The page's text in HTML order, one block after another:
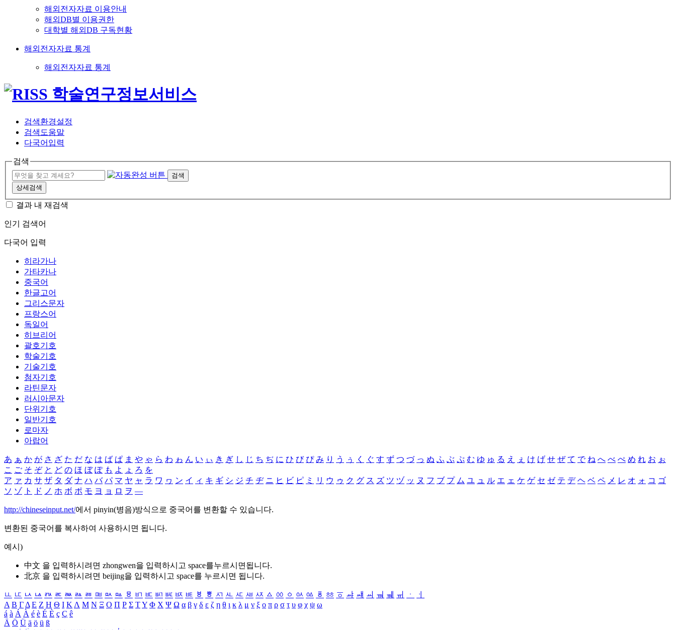
해외전자자료 이용안내
해외DB별 이용권한
대학별 해외DB 구독현황
해외전자자료 통계
해외전자자료 통계
검색환경설정
검색도움말
다국어입력
검색
검색
상세검색
결과 내 재검색
인기 검색어
다국어 입력
히라가나
가타카나
중국어
한글고어
그리스문자
프랑스어
독일어
히브리어
괄호기호
학술기호
기술기호
첨자기호
라틴문자
러시아문자
단위기호
일반기호
로마자
아랍어
あ ぁ か が さ ざ た だ な は ば ぱ ま や ゃ ら わ ゎ ん い ぃ き ぎ し じ ち ぢ に ひ び ぴ み り う ぅ く ぐ す ず つ づ っ ぬ ふ ぶ ぷ む ゆ ゅ る え ぇ け げ せ ぜ て で ね へ べ ぺ め れ お ぉ
こ ご そ ぞ と ど の ほ ぼ ぽ も よ ょ ろ を
ア ァ カ サ ザ タ ダ ナ ハ バ パ マ ヤ ャ ラ ワ ヮ ン イ ィ キ ギ シ ジ チ ヂ ニ ヒ ビ ピ ミ リ ウ ゥ ク グ ス ズ ツ ヅ ッ ヌ フ ブ プ ム ユ ュ ル エ ェ ケ ゲ セ ゼ テ デ ヘ ベ ペ メ レ オ ォ コ ゴ
ソ ゾ ト ド ノ ホ ボ ポ モ ヨ ョ ロ ヲ ―
http://chineseinput.net/에서 pinyin(병음)방식으로 중국어를 변환할 수 있습니다.
변환된 중국어를 복사하여 사용하시면 됩니다.
예시)
中文 을 입력하시려면 zhongwen을 입력하시고 space를누르시면됩니다.
北京 을 입력하시려면 beijing을 입력하시고 space를 누르시면 됩니다.
ㅥ ㅦ ㅧ ㅨ ㅩ ㅪ ㅫ ㅬ ㅭ ㅮ ㅯ ㅰ ㅱ ㅲ ㅳ ㅴ ㅵ ㅶ ㅷ ㅸ ㅹ ㅺ ㅻ ㅼ ㅽ ㅾ ㅿ ㆀ ㆁ ㆂ ㆃ ㆄ ㆅ ㆆ ㆇ ㆈ ㆉ ㆊ ㆋ ㆌ ㆍ
ㆎ
Α Β ΓΔ Ε Ζ Η Θ Ι ΚΛ Μ Ν Ξ Ο Π Ρ Σ ΤΥ Φ Χ Ψ Ω α β γ δ ε ζ η θ ι κ λ μ ν ξ ο π ρ σ τ υ φ χ ψ ω
á à Á À é è É È ç Ç ê
Ä Ö Ü ä ö ü ß